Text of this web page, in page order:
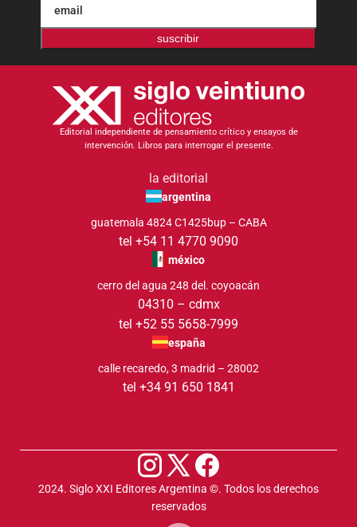
suscribir
Editorial independiente de pensamiento crítico y ensayos de
intervención. Libros para interrogar el presente.
la editorial
argentina
guatemala 4824 C1425bup – CABA
tel +54 11 4770 9090
méxico
cerro del agua 248 del. coyoacán
04310 – cdmx
tel +52 55 5658-7999
españa
calle recaredo, 3 madrid – 28002
tel +34 91 650 1841
2024. Siglo XXI Editores Argentina ©️. Todos los derechos
reservados